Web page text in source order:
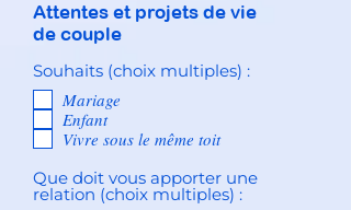
Attentes et projets de vie
de couple
Souhaits (choix multiples) :
Mariage
Enfant
Vivre sous le même toit
Que doit vous apporter une
relation (choix multiples) :